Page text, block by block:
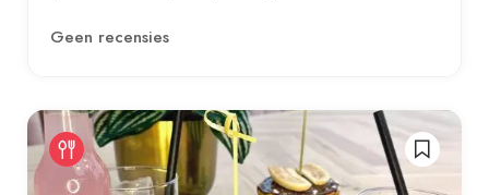
Geen recensies